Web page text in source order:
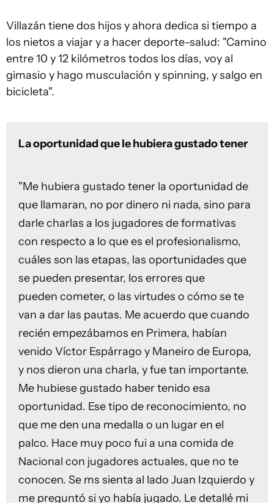
Villazán tiene dos hijos y ahora dedica si tiempo a
los nietos a viajar y a hacer deporte-salud: "Camino
entre 10 y 12 kilómetros todos los días, voy al
gimasio y hago musculación y spinning, y salgo en
bicicleta".
La oportunidad que le hubiera gustado tener
"Me hubiera gustado tener la oportunidad de
que llamaran, no por dinero ni nada, sino para
darle charlas a los jugadores de formativas
con respecto a lo que es el profesionalismo,
cuáles son las etapas, las oportunidades que
se pueden presentar, los errores que
pueden cometer, o las virtudes o cómo se te
van a dar las pautas. Me acuerdo que cuando
recién empezábamos en Primera, habían
venido Víctor Espárrago y Maneiro de Europa,
y nos dieron una charla, y fue tan importante.
Me hubiese gustado haber tenido esa
oportunidad. Ese tipo de reconocimiento, no
que me den una medalla o un lugar en el
palco. Hace muy poco fui a una comida de
Nacional con jugadores actuales, que no te
conocen. Se ms sienta al lado Juan Izquierdo y
me preguntó si yo había jugado. Le detallé mi